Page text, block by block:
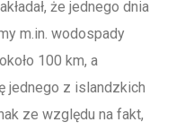
że jednego dnia
m.in. wodospady
100 km, a
jednego z islandzkich
ze względu na fakt,